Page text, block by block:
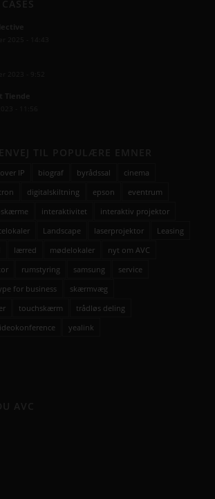
IP biograf byrådssal
cinema
digitalskiltning epson
eventrum
interaktivitet
interaktiv projektor
Landscape laserprojektor
Leasing
lærred mødelokaler
nyt om AVC
rumstyring samsung
service
for business
skærmvæg
touchskærm
trådløs deling
yealink